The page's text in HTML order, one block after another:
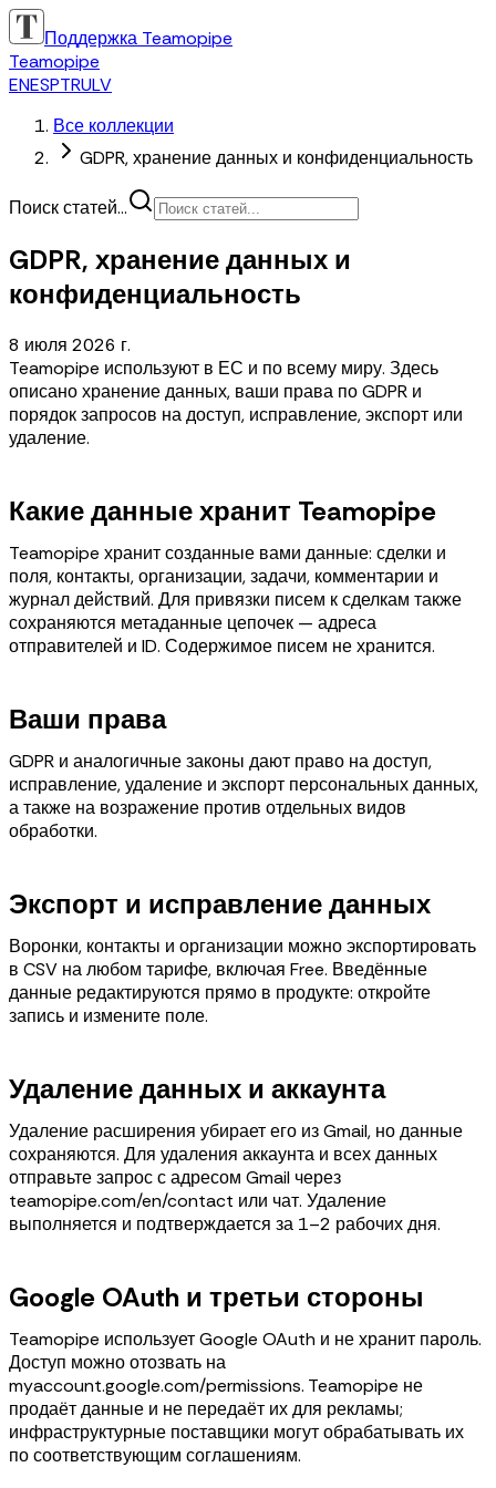
Поддержка Teamopipe
Teamopipe
ENESPTRULV
Все коллекции
GDPR, хранение данных и конфиденциальность
Поиск статей...
GDPR, хранение данных и
конфиденциальность
8 июля 2026 г.
Teamopipe используют в ЕС и по всему миру. Здесь
описано хранение данных, ваши права по GDPR и
порядок запросов на доступ, исправление, экспорт или
удаление.
Какие данные хранит Teamopipe
Teamopipe хранит созданные вами данные: сделки и
поля, контакты, организации, задачи, комментарии и
журнал действий. Для привязки писем к сделкам также
сохраняются метаданные цепочек — адреса
отправителей и ID. Содержимое писем не хранится.
Ваши права
GDPR и аналогичные законы дают право на доступ,
исправление, удаление и экспорт персональных данных,
а также на возражение против отдельных видов
обработки.
Экспорт и исправление данных
Воронки, контакты и организации можно экспортировать
в CSV на любом тарифе, включая Free. Введённые
данные редактируются прямо в продукте: откройте
запись и измените поле.
Удаление данных и аккаунта
Удаление расширения убирает его из Gmail, но данные
сохраняются. Для удаления аккаунта и всех данных
отправьте запрос с адресом Gmail через
teamopipe.com/en/contact или чат. Удаление
выполняется и подтверждается за 1–2 рабочих дня.
Google OAuth и третьи стороны
Teamopipe использует Google OAuth и не хранит пароль.
Доступ можно отозвать на
myaccount.google.com/permissions. Teamopipe не
продаёт данные и не передаёт их для рекламы;
инфраструктурные поставщики могут обрабатывать их
по соответствующим соглашениям.